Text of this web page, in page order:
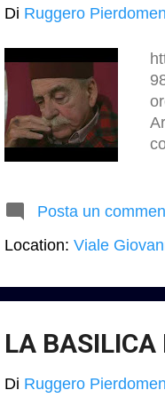
Di Ruggero
Posta un
Location: Viale
LA BASILICA
Di Ruggero